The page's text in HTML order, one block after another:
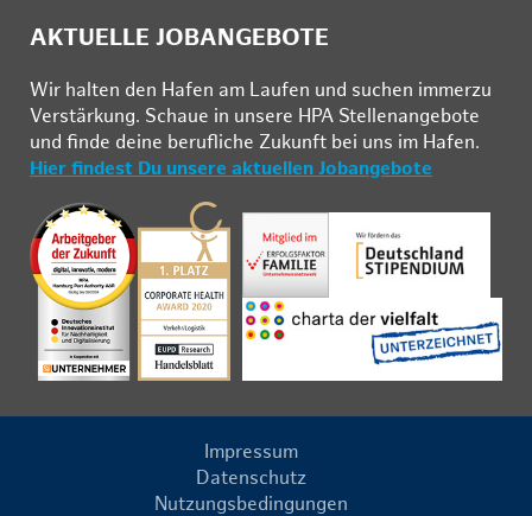
AKTUELLE JOBANGEBOTE
Wir hal­ten den Ha­fen am Lau­fen und su­chen im­mer­zu
Ver­stär­kung. Schau­e in un­se­re HPA Stel­len­an­ge­bo­te
und fin­de deine be­ruf­li­che Zu­kunft bei uns im Ha­fen.
Hier findest Du unsere aktuellen Jobangebote
Impressum
Datenschutz
Nutzungsbedingungen